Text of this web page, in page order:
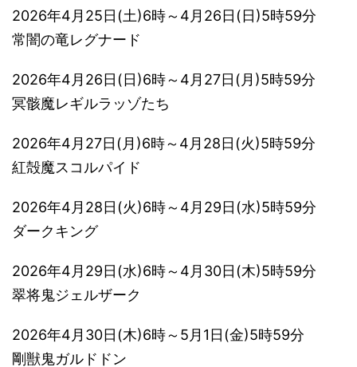
2026年4月25日(土)6時～4月26日(日)5時59分
常闇の竜レグナード
2026年4月26日(日)6時～4月27日(月)5時59分
冥骸魔レギルラッゾたち
2026年4月27日(月)6時～4月28日(火)5時59分
紅殻魔スコルパイド
2026年4月28日(火)6時～4月29日(水)5時59分
ダークキング
2026年4月29日(水)6時～4月30日(木)5時59分
翠将鬼ジェルザーク
2026年4月30日(木)6時～5月1日(金)5時59分
剛獣鬼ガルドドン